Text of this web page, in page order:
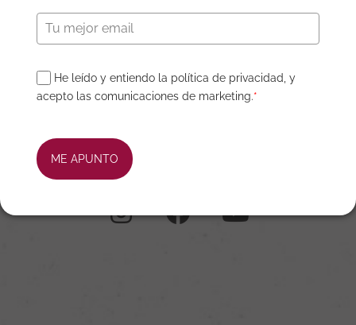
VOLVER A LA HOME
CONECTEMOS
He leído y entiendo la política de privacidad, y
acepto las comunicaciones de marketing.*
ME APUNTO